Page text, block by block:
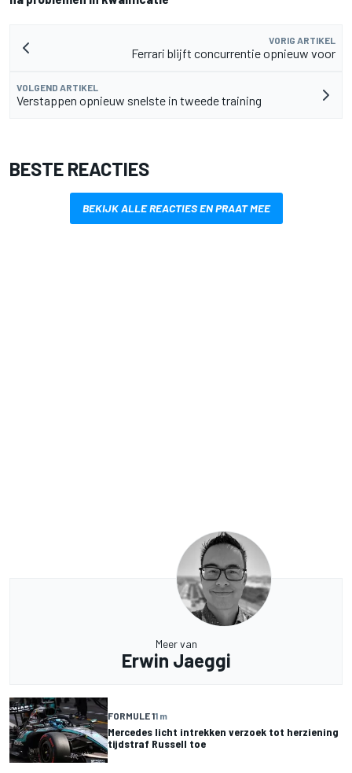
VORIG ARTIKEL
Ferrari blijft concurrentie opnieuw voor
VOLGEND ARTIKEL
Verstappen opnieuw snelste in tweede training
BESTE REACTIES
BEKIJK ALLE REACTIES EN PRAAT MEE
Meer van
Erwin Jaeggi
FORMULE 11 m
Mercedes licht intrekken verzoek tot herziening
tijdstraf Russell toe